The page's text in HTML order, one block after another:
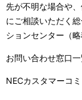
先が不明な場合や
にご相談いただく
ションセンター（
お問い合わせ窓口
NECカスタマーコ